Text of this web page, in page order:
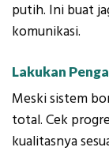
putih. Ini buat
komunikasi.
Lakukan
Meski sistem
total. Cek
kualitasnya